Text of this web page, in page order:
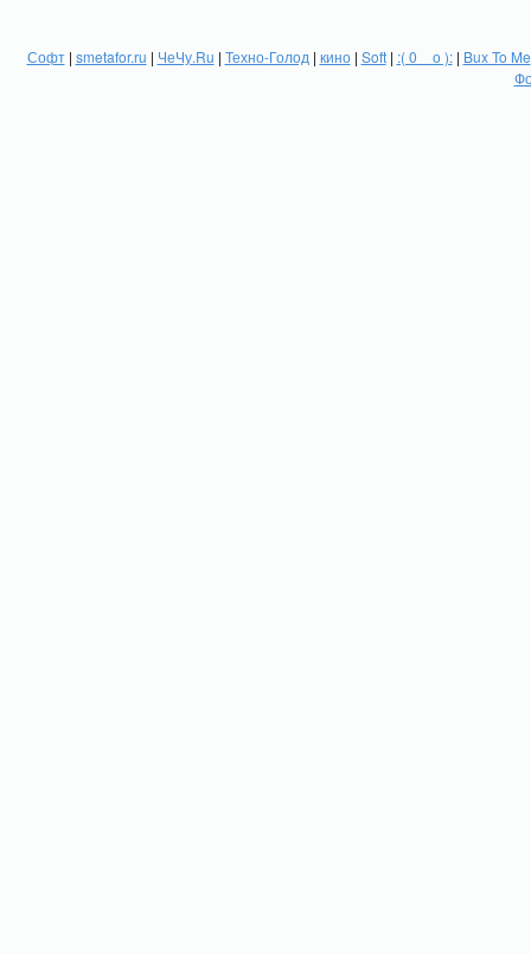
Софт| smetafor.ru | ЧеЧу.Ru | Техно-Голод | кино| Soft| :( 0 _ о ):| Bux To Me